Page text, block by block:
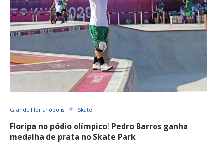
Grande Florianópolis Skate
Floripa no pódio olímpico! Pedro Barros ganha
medalha de prata no Skate Park